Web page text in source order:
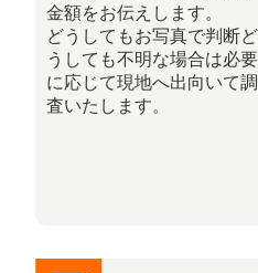
金額をお伝えします。
どうしてもお写真で判断ど
うしても不明な場合は必要
に応じて現地へ出向いて調
査いたします。